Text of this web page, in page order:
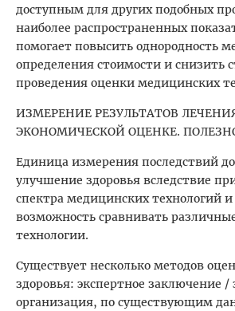
доступным для других подобных
наиболее распространенных
помогает повысить однородность
определения стоимости и снизить
проведения оценки медицинских
ИЗМЕРЕНИЕ РЕЗУЛЬТАТОВ
ЭКОНОМИЧЕСКОЙ ОЦЕНКЕ.
Единица измерения последствий
улучшение здоровья вследствие
спектра медицинских технологий и
возможность сравнивать
технологии.
Существует несколько методов
здоровья: экспертное заключение /
организация, по существующим